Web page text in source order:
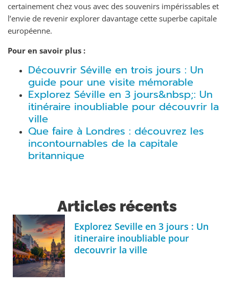
certainement chez vous avec des souvenirs impérissables et
l’envie de revenir explorer davantage cette superbe capitale
européenne.
Pour en savoir plus :
Découvrir Séville en trois jours : Un
guide pour une visite mémorable
Explorez Séville en 3 jours&nbsp;: Un
itinéraire inoubliable pour découvrir la
ville
Que faire à Londres : découvrez les
incontournables de la capitale
britannique
Articles récents
Explorez Seville en 3 jours : Un
itineraire inoubliable pour
decouvrir la ville